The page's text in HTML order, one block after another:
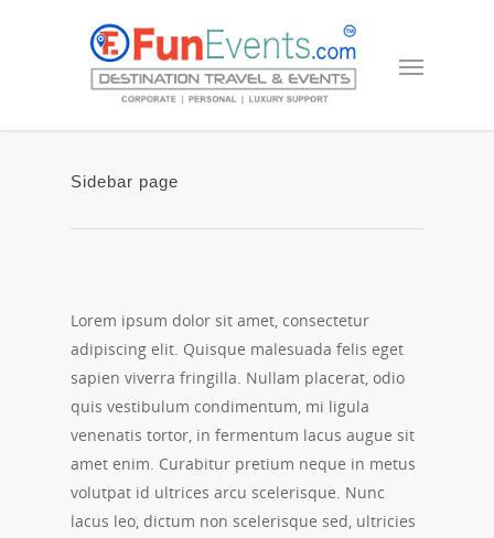
Sidebar page
Lorem ipsum dolor sit amet, consectetur
adipiscing elit. Quisque malesuada felis eget
sapien viverra fringilla. Nullam placerat, odio
quis vestibulum condimentum, mi ligula
venenatis tortor, in fermentum lacus augue sit
amet enim. Curabitur pretium neque in metus
volutpat id ultrices arcu scelerisque. Nunc
lacus leo, dictum non scelerisque sed, ultricies